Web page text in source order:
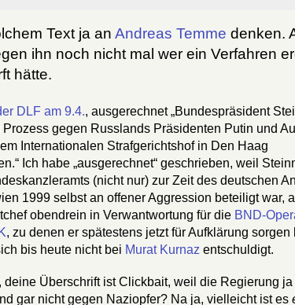
Text ja anAndreas Temme denken.
ihn noch nicht mal wer ein Verfahren
hätte.
DLF am 9.4., ausgerechnet „Bundespräsident
gegen Russlands Präsidenten Putin und
Internationalen Strafgerichtshof in Den Haag
Ich habe „ausgerechnet“ geschrieben, weil
(nicht nur) zur Zeit des deutschen
1999 selbst an offener Aggression beteiligt war,
obendrein in Verwantwortung für die BND-
, zu denen er spätestens jetzt für Aufklärung sorgen
bis heute nicht bei Murat Kurnazentschuldigt.
deine Überschrift ist Clickbait, weil die Regierung ja
gar nicht gegen Naziopfer? Na ja, vielleicht ist es